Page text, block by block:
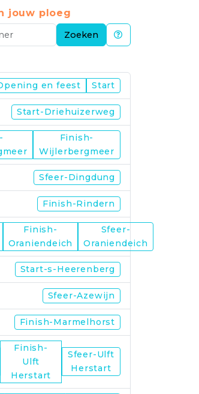
jouw ploeg
Zoeken
en feest Start
Start-Driehuizerweg
Finish-
Wijlerbergmeer
Sfeer-Dingdung
Finish-Rindern
Finish-
Oraniendeich
Sfeer-
Oraniendeich
Start-s-Heerenberg
Sfeer-Azewijn
Finish-Marmelhorst
Finish-
Ulft
Herstart
Sfeer-Ulft
Herstart